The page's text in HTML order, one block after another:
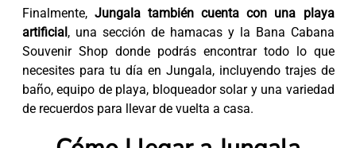
Finalmente, Jungala también cuenta con una playa
artificial , una sección de hamacas y la Bana Cabana
Souvenir Shop donde podrás encontrar todo lo que
necesites para tu día en Jungala, incluyendo trajes de
baño, equipo de playa, bloqueador solar y una variedad
de recuerdos para llevar de vuelta a casa.